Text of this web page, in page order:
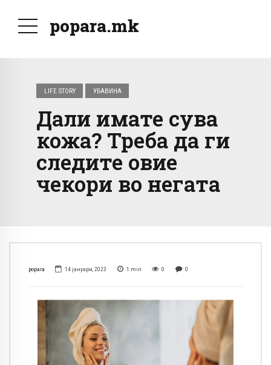
popara.mk
LIFE STORY УБАВИНА
Дали имате сува
кожа? Треба да ги
следите овие
чекори во негата
popara 14 јануари, 2023 1 min 0 0